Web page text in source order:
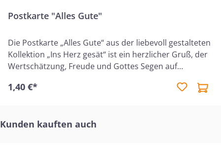
Postkarte "Alles Gute"
Die Postkarte „Alles Gute“ aus der liebevoll gestalteten
Kollektion „Ins Herz gesät“ ist ein herzlicher Gruß, der
Wertschätzung, Freude und Gottes Segen auf
einem Menschen liebevolle Worte und einen
zwischendurch. Auf der Karte ist der ermutigende
1,40 €*
Produktgalerie überspringen
Kunden kauften auch